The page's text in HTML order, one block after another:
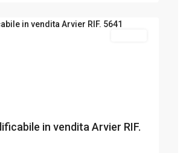
in vendita Arvier RIF.